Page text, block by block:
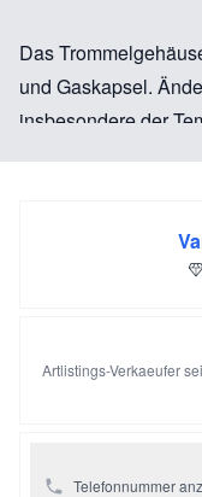
Das
und Gaskapsel.
insbesondere der
genutzt, um die
Artlistings-Verkaeufer
Telefonnummer